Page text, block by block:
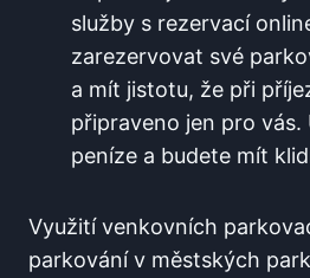
služby s rezervací
zarezervovat ⁢své
a mít jistotu, že⁢ při
připraveno jen pro
peníze⁢ a budete mít
Využití venkovních‌
⁣parkování v městských